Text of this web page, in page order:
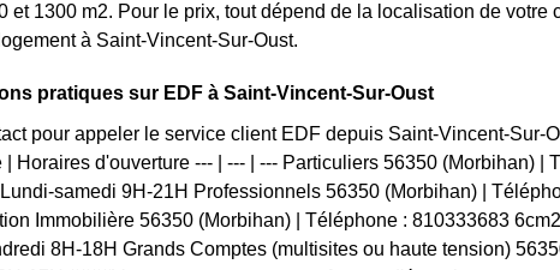
et 1300 m2. Pour le prix, tout dépend de la localisation de votre
à Saint-Vincent-Sur-Oust.
pratiques sur EDF à Saint-Vincent-Sur-Oust
pour appeler le service client EDF depuis Saint-Vincent-Sur-
| Horaires d'ouverture --- | --- | --- Particuliers 56350 (Morbihan) |
samedi 9H-21H Professionnels 56350 (Morbihan) |
Immobilière 56350 (Morbihan) | Téléphone : 810333683
8H-18H Grands Comptes (multisites ou haute tension)